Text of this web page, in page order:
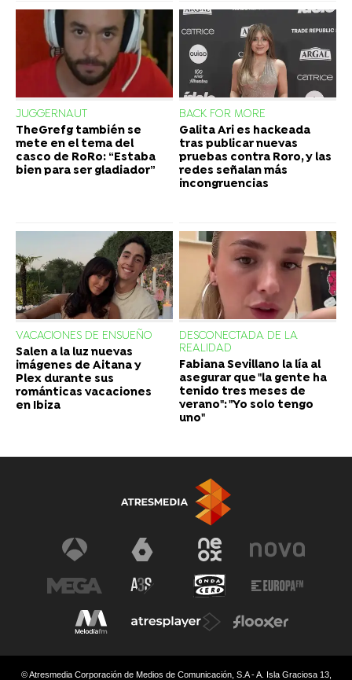
JUGGERNAUT
TheGrefg también se
mete en el tema del
casco de RoRo: “Estaba
bien para ser gladiador”
BACK FOR MORE
Galita Ari es hackeada
tras publicar nuevas
pruebas contra Roro, y las
redes señalan más
incongruencias
VACACIONES DE ENSUEÑO
Salen a la luz nuevas
imágenes de Aitana y
Plex durante sus
románticas vacaciones
en Ibiza
DESCONECTADA DE LA
REALIDAD
Fabiana Sevillano la lía al
asegurar que "la gente ha
tenido tres meses de
verano": "Yo solo tengo
uno"
© Atresmedia Corporación de Medios de Comunicación, S.A - A. Isla Graciosa 13,